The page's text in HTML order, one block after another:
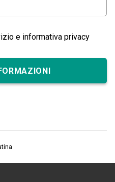
e informativa privacy